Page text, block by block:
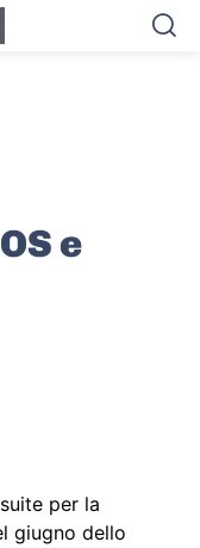
e
per la
giugno dello